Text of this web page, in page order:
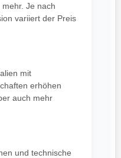
Je nach
variiert der Preis
mit
erhöhen
auch mehr
und technische